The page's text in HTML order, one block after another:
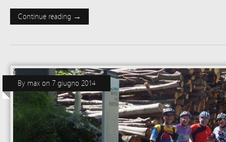
Continue reading →
By max on 7 giugno 2014